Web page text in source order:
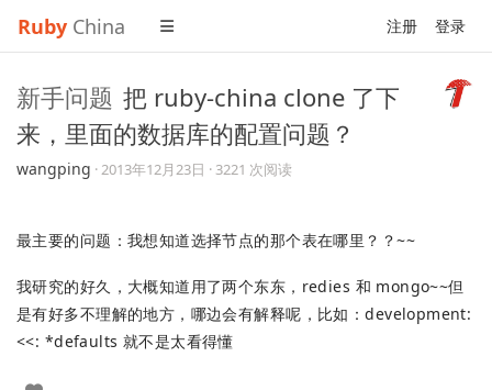
Ruby China 注册 登录
新手问题 把 ruby-china clone 了下
来，里面的数据库的配置问题？
wangping ·2013年12月23日 · 3221 次阅读
最主要的问题：我想知道选择节点的那个表在哪里？？~~
我研究的好久，大概知道用了两个东东，redies 和 mongo~~但
是有好多不理解的地方，哪边会有解释呢，比如：development:
<<: *defaults 就不是太看得懂